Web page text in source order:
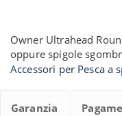
Owner Ultrahead
oppure spigole
Accessori per Pesca a
Garanzia